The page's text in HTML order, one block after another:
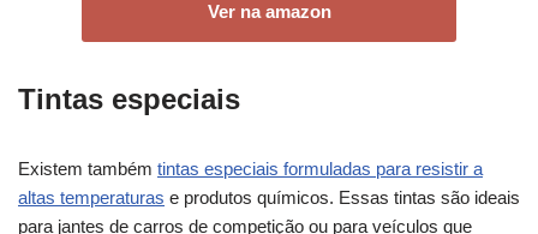
Ver na amazon
Tintas especiais
Existem também tintas especiais formuladas para resistir a
altas temperaturas e produtos químicos. Essas tintas são ideais
para jantes de carros de competição ou para veículos que